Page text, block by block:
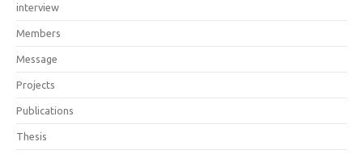
interview
Members
Message
Projects
Publications
Thesis